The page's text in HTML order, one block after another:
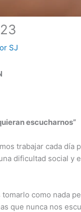
SJ
escucharnos”
trabajar cada
dificultad social
como nada
que nunca nos